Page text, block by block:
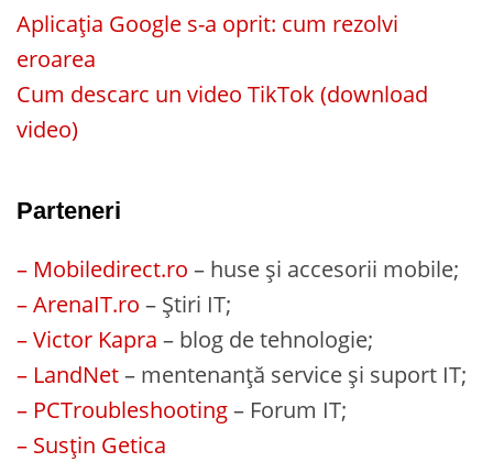
Aplicația Google s-a oprit: cum rezolvi
eroarea
Cum descarc un video TikTok (download
video)
Parteneri
– Mobiledirect.ro – huse și accesorii mobile;
– ArenaIT.ro – Știri IT;
– Victor Kapra – blog de tehnologie;
– LandNet– mentenanță service și suport IT;
– PCTroubleshooting– Forum IT;
– Susțin Getica